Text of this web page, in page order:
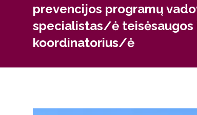
prevencijos programų
specialistas/ė
koordinatorius/ė